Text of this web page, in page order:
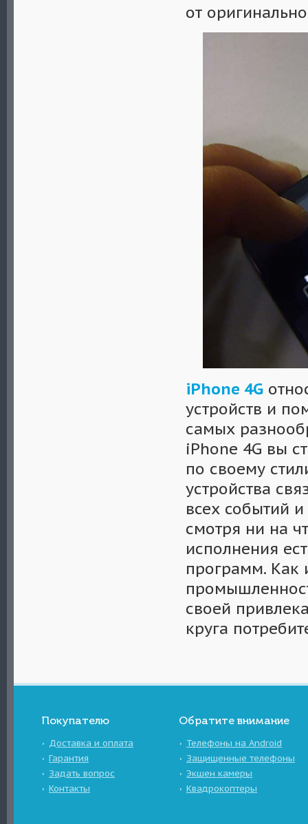
от
iPhone 4G
устройств и
самых
iPhone 4G вы
по своему
устройства
всех событий
смотря ни на
исполнения
программ. Как
своей
круга
Покупателю
Доставка и оплата
Гарантия
Задать вопрос
Контакты
Обратите внимание
Телефоны на Android
Защищенные телефоны
Экшен камеры
Квадрокоптеры